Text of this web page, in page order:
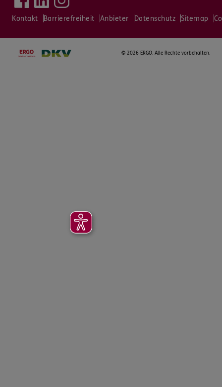
Kontakt Barrierefreiheit Anbieter Datenschutz Sitemap
© 2026 ERGO. Alle Rechte vorbehalten.